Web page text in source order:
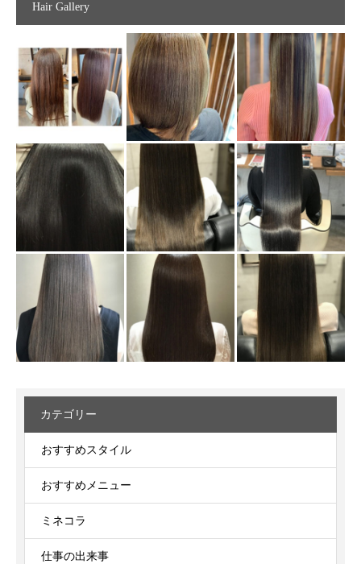
Hair Gallery
カテゴリー
おすすめスタイル
おすすめメニュー
ミネコラ
仕事の出来事